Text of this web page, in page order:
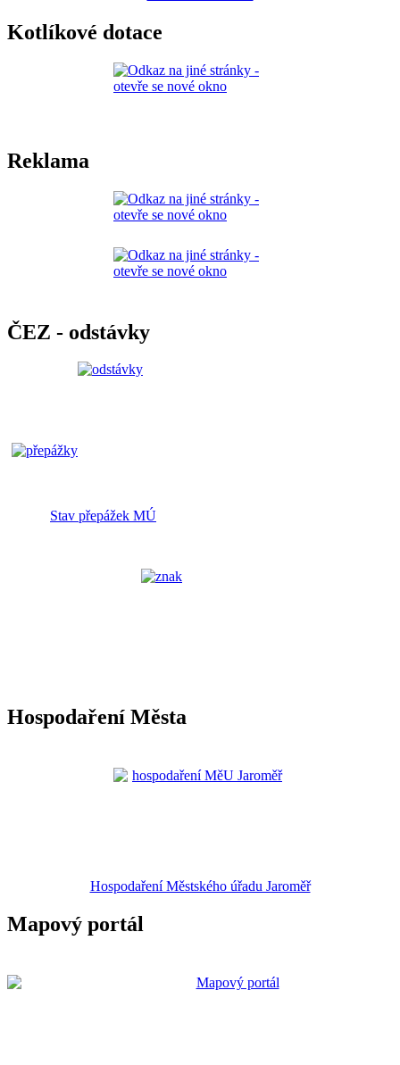
Kotlíkové dotace
Reklama
ČEZ - odstávky
Stav přepážek MÚ
Hospodaření Města
Hospodaření Městského úřadu Jaroměř
Mapový portál